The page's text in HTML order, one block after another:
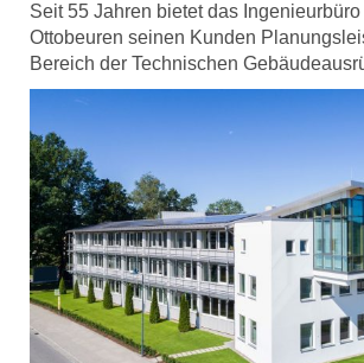
Seit 55 Jahren bietet das
Ottobeuren seinen Kunden
Bereich der Technischen